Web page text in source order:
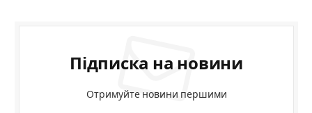
Підписка на новини
Отримуйте новини першими